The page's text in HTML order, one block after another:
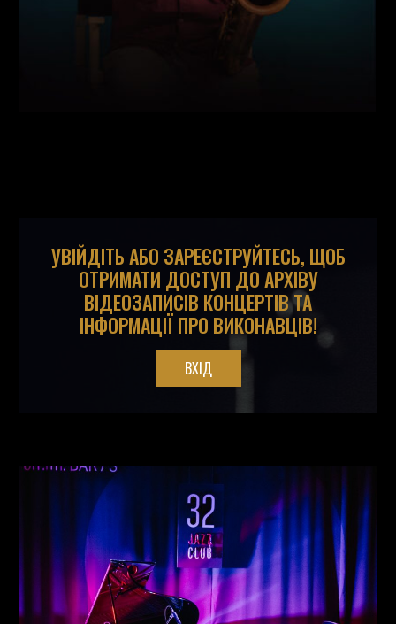
УВІЙДІТЬ АБО ЗАРЕЄСТРУЙТЕСЬ, ЩОБ
ОТРИМАТИ ДОСТУП ДО АРХІВУ
ВІДЕОЗАПИСІВ КОНЦЕРТІВ ТА
ІНФОРМАЦІЇ ПРО ВИКОНАВЦІВ!
ВХІД